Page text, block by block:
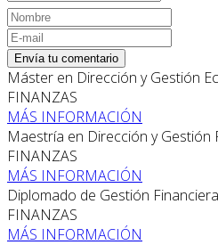
Envía tu comentario
Máster en Dirección y Gestión
FINANZAS
MÁS INFORMACIÓN
Maestría en Dirección y Gestión
FINANZAS
MÁS INFORMACIÓN
Diplomado de Gestión
FINANZAS
MÁS INFORMACIÓN